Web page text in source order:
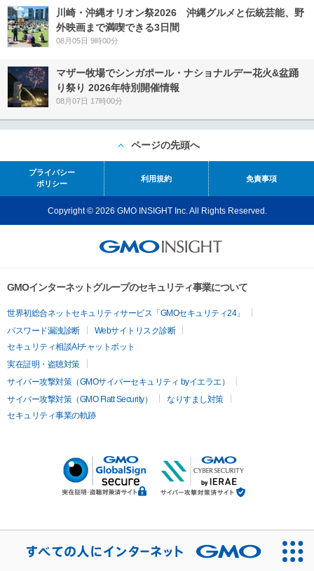
川崎・沖縄オリオン祭2026 沖縄グルメと伝統芸能、野
外映画まで満喫できる3日間
08月05日 9時00分
マザー牧場でシンガポール・ナショナルデー花火&盆踊
り祭り 2026年特別開催情報
08月07日 17時00分
ページの先頭へ
プライバシー
ポリシー
利用規約 免責事項
Copyright © 2026 GMO INSIGHT Inc. All Rights Reserved.
GMOインターネットグループのセキュリティ事業について
世界初総合ネットセキュリティサービス「GMOセキュリティ24」
パスワード漏洩診断
Webサイトリスク診断
セキュリティ相談AIチャットボット
実在証明・盗聴対策
サイバー攻撃対策（GMOサイバーセキュリティ byイエラエ）
サイバー攻撃対策（GMO Flatt Security）
なりすまし対策
セキュリティ事業の軌跡